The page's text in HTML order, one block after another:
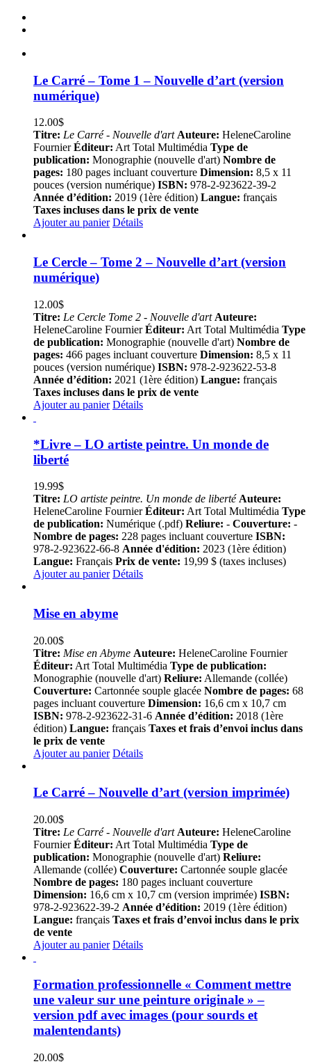
Le Carré – Tome 1 – Nouvelle d’art (version
numérique)
12.00$
Titre: Le Carré - Nouvelle d'art Auteure: HeleneCaroline
FournierÉditeur: Art Total Multimédia Type de
publication: Monographie (nouvelle d'art) Nombre de
pages: 180 pages incluant couverture Dimension: 8,5 x 11
pouces (version numérique) ISBN: 978-2-923622-39-2
Année d’édition: 2019 (1ère édition) Langue: français
Taxes incluses dans le prix de vente
Ajouter au panier Détails
Le Cercle – Tome 2 – Nouvelle d’art (version
numérique)
12.00$
Titre: Le Cercle Tome 2 - Nouvelle d'art Auteure:
HeleneCaroline FournierÉditeur: Art Total Multimédia Type
de publication: Monographie (nouvelle d'art) Nombre de
pages: 466 pages incluant couverture Dimension: 8,5 x 11
pouces (version numérique) ISBN: 978-2-923622-53-8
Année d’édition: 2021 (1ère édition) Langue: français
Taxes incluses dans le prix de vente
Ajouter au panier Détails
*Livre – LO artiste peintre. Un monde de
liberté
19.99$
Titre: LO artiste peintre. Un monde de liberté Auteure:
HeleneCaroline FournierÉditeur: Art Total Multimédia Type
de publication: Numérique (.pdf) Reliure: - Couverture: -
Nombre de pages: 228 pages incluant couverture ISBN:
978-2-923622-66-8 Année d'édition: 2023 (1ère édition)
Langue: Français Prix de vente: 19,99 $ (taxes incluses)
Ajouter au panier Détails
Mise en abyme
20.00$
Titre: Mise en Abyme Auteure: HeleneCaroline Fournier
Éditeur: Art Total Multimédia Type de publication:
Monographie (nouvelle d'art) Reliure: Allemande (collée)
Couverture: Cartonnée souple glacée Nombre de pages: 68
pages incluant couverture Dimension: 16,6 cm x 10,7 cm
ISBN: 978-2-923622-31-6 Année d’édition: 2018 (1ère
édition) Langue: français Taxes et frais d’envoi inclus dans
le prix de vente
Ajouter au panier Détails
Le Carré – Nouvelle d’art (version imprimée)
20.00$
Titre: Le Carré - Nouvelle d'art Auteure: HeleneCaroline
FournierÉditeur: Art Total Multimédia Type de
publication: Monographie (nouvelle d'art) Reliure:
Allemande (collée) Couverture: Cartonnée souple glacée
Nombre de pages: 180 pages incluant couverture
Dimension: 16,6 cm x 10,7 cm (version imprimée) ISBN:
978-2-923622-39-2 Année d’édition: 2019 (1ère édition)
Langue: français Taxes et frais d’envoi inclus dans le prix
de vente
Ajouter au panier Détails
Formation professionnelle « Comment mettre
une valeur sur une peinture originale » –
version pdf avec images (pour sourds et
malentendants)
20.00$